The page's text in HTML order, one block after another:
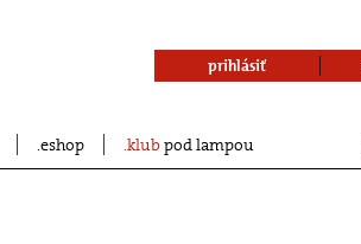
eshop klubpod lampou
prihlásiť